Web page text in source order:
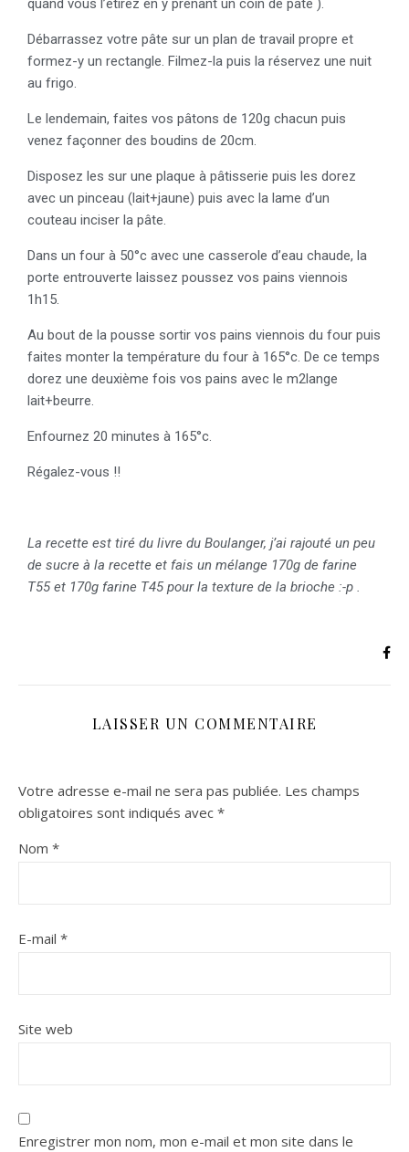
quand vous l’étirez en y prenant un coin de pâte ).
Débarrassez votre pâte sur un plan de travail propre et
formez-y un rectangle. Filmez-la puis la réservez une nuit
au frigo.
Le lendemain, faites vos pâtons de 120g chacun puis
venez façonner des boudins de 20cm.
Disposez les sur une plaque à pâtisserie puis les dorez
avec un pinceau (lait+jaune) puis avec la lame d’un
couteau inciser la pâte.
Dans un four à 50°c avec une casserole d’eau chaude, la
porte entrouverte laissez poussez vos pains viennois
1h15.
Au bout de la pousse sortir vos pains viennois du four puis
faites monter la température du four à 165°c. De ce temps
dorez une deuxième fois vos pains avec le m2lange
lait+beurre.
Enfournez 20 minutes à 165°c.
Régalez-vous !!
La recette est tiré du livre du Boulanger, j’ai rajouté un peu
de sucre à la recette et fais un mélange 170g de farine
T55 et 170g farine T45 pour la texture de la brioche :-p .
LAISSER UN COMMENTAIRE
Votre adresse e-mail ne sera pas publiée. Les champs
obligatoires sont indiqués avec *
Nom *
E-mail *
Site web
Enregistrer mon nom, mon e-mail et mon site dans le